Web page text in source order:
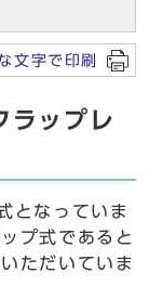
文字で印刷
ラップレ
となっていま
プ式であると
ただいていま